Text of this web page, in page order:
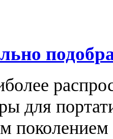
для
поколением